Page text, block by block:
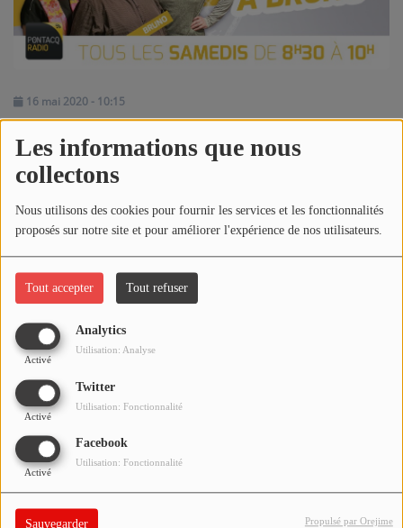
Les informations que nous
collectons
Nous utilisons des cookies pour fournir les services et les fonctionnalités
proposés sur notre site et pour améliorer l'expérience de nos utilisateurs.
Tout accepter Tout refuser
Analytics
Activé
Utilisation: Analyse
Twitter
Activé
Utilisation: Fonctionnalité
Facebook
Activé
Utilisation: Fonctionnalité
Sauvegarder Propulsé par Orejime
C'ÉTAIT QUOI CE TITRE ?
MÉDIAS
PODCASTS - SAISON 2026/2027
NOS PROGRAMMES COURTS
ARCHIVES - SAISONS PASSÉES
VOS ÉMISSIONS EN IMAGES
PHOTOS
ANNONCEURS & ESPACE PRO
VOTRE PUBLICITÉ SUR PONTACQ RADIO
LOCATION DE STUDIOS
ÉDUCATION AUX MÉDIAS ET À
L'INFORMATION
EN QUOI ÇA CONSISTE ?
ÉCOUTEZ LES PRODUCTIONS
16 mai 2020 - 10:15
Écouter le podcast
Télécharger le podcast
Réécoutez l'émission LA BANDE À BRUNO du samedi 16 mai
2020 !